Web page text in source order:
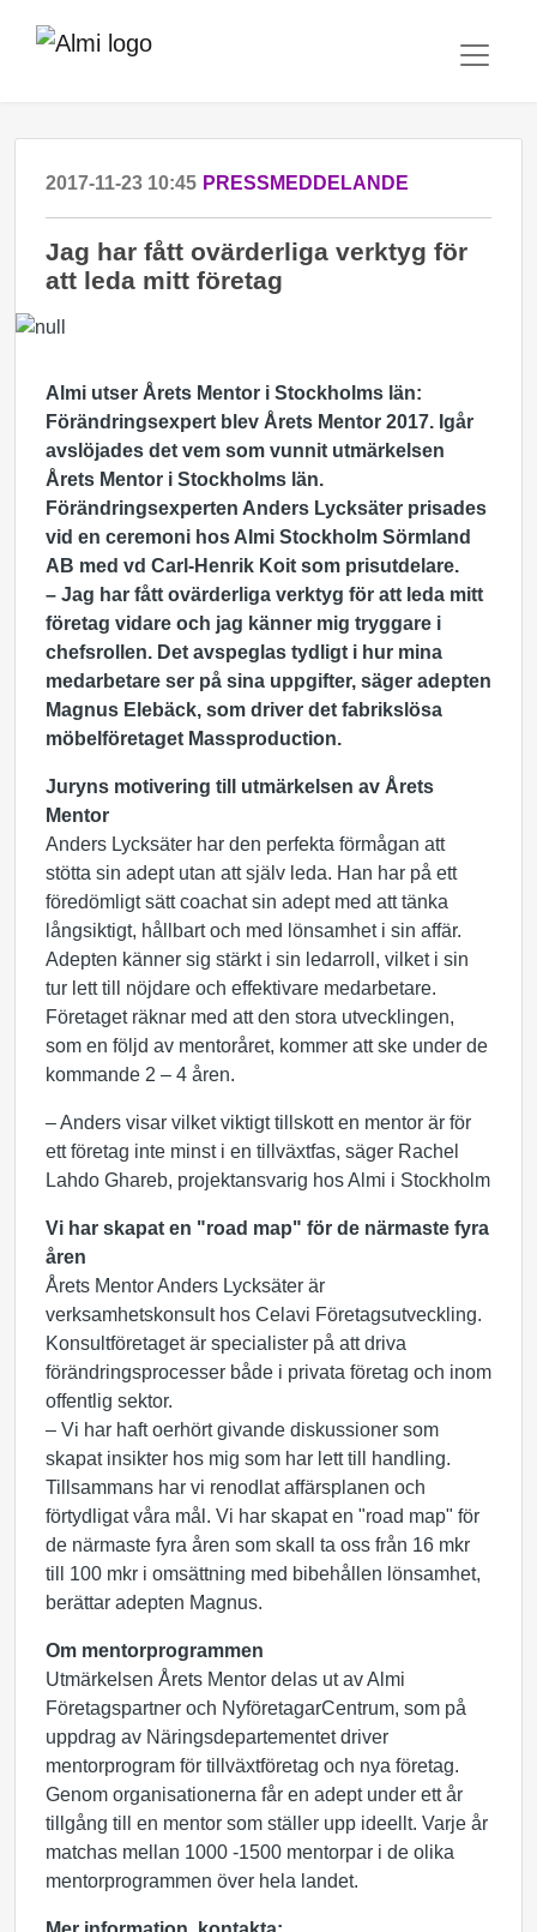
2017-11-23 10:45 PRESSMEDDELANDE
Jag har fått ovärderliga verktyg för
att leda mitt företag
Almi utser Årets Mentor i Stockholms län:
Förändringsexpert blev Årets Mentor 2017. Igår
avslöjades det vem som vunnit utmärkelsen
Årets Mentor i Stockholms län.
Förändringsexperten Anders Lycksäter prisades
vid en ceremoni hos Almi Stockholm Sörmland
AB med vd Carl-Henrik Koit som prisutdelare.
– Jag har fått ovärderliga verktyg för att leda mitt
företag vidare och jag känner mig tryggare i
chefsrollen. Det avspeglas tydligt i hur mina
medarbetare ser på sina uppgifter, säger adepten
Magnus Elebäck, som driver det fabrikslösa
möbelföretaget Massproduction.
Juryns motivering till utmärkelsen av Årets
Mentor
Anders Lycksäter har den perfekta förmågan att
stötta sin adept utan att själv leda. Han har på ett
föredömligt sätt coachat sin adept med att tänka
långsiktigt, hållbart och med lönsamhet i sin affär.
Adepten känner sig stärkt i sin ledarroll, vilket i sin
tur lett till nöjdare och effektivare medarbetare.
Företaget räknar med att den stora utvecklingen,
som en följd av mentoråret, kommer att ske under de
kommande 2 – 4 åren.
– Anders visar vilket viktigt tillskott en mentor är för
ett företag inte minst i en tillväxtfas, säger Rachel
Lahdo Ghareb, projektansvarig hos Almi i Stockholm
Vi har skapat en "road map" för de närmaste fyra
åren
Årets Mentor Anders Lycksäter är
verksamhetskonsult hos Celavi Företagsutveckling.
Konsultföretaget är specialister på att driva
förändringsprocesser både i privata företag och inom
offentlig sektor.
– Vi har haft oerhört givande diskussioner som
skapat insikter hos mig som har lett till handling.
Tillsammans har vi renodlat affärsplanen och
förtydligat våra mål. Vi har skapat en "road map" för
de närmaste fyra åren som skall ta oss från 16 mkr
till 100 mkr i omsättning med bibehållen lönsamhet,
berättar adepten Magnus.
Om mentorprogrammen
Utmärkelsen Årets Mentor delas ut av Almi
Företagspartner och NyföretagarCentrum, som på
uppdrag av Näringsdepartementet driver
mentorprogram för tillväxtföretag och nya företag.
Genom organisationerna får en adept under ett år
tillgång till en mentor som ställer upp ideellt. Varje år
matchas mellan 1000 -1500 mentorpar i de olika
mentorprogrammen över hela landet.